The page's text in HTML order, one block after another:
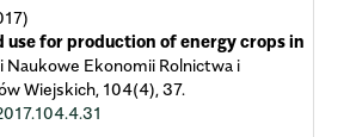
use for production of energy crops in
Naukowe Ekonomii Rolnictwa i
Wiejskich, 104(4),37.